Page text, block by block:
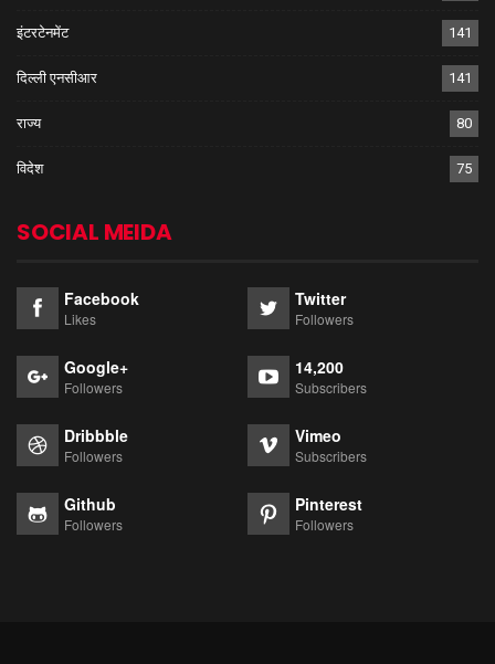
इंटरटेनमेंट 141
दिल्ली एनसीआर 141
राज्य 80
विदेश 75
SOCIAL MEIDA
Facebook
Likes
Twitter
Followers
Google+
Followers
14,200
Subscribers
Dribbble
Followers
Vimeo
Subscribers
Github
Followers
Pinterest
Followers